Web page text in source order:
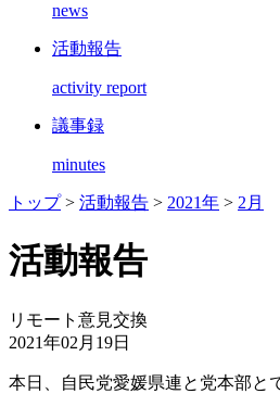
news
活動報告
activity report
議事録
minutes
トップ> 活動報告 > 2021年 > 2月
活動報告
リモート意見交換
2021年02月19日
本日、自民党愛媛県連と党本部と